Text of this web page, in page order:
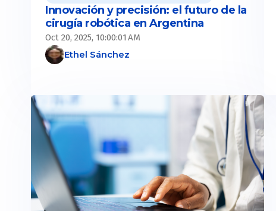
Innovación y precisión: el futuro de la
cirugía robótica en Argentina
Oct 20, 2025, 10:00:01 AM
Ethel Sánchez